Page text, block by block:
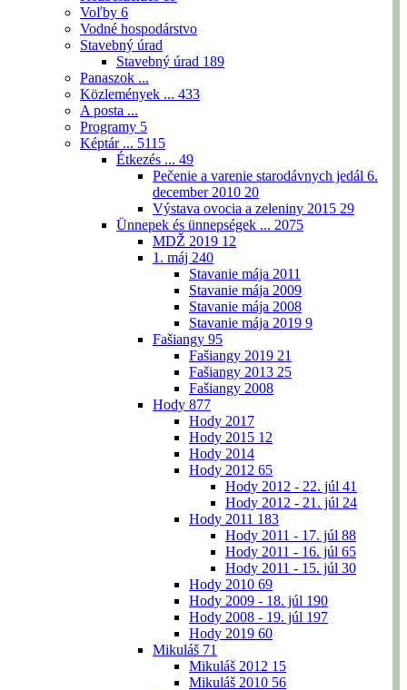
Voľby 6
Vodné hospodárstvo
Stavebný úrad
Stavebný úrad 189
Panaszok ...
Közlemények ... 433
A posta ...
Programy 5
Képtár ... 5115
Étkezés ... 49
Pečenie a varenie starodávnych jedál 6.
december 2010 20
Výstava ovocia a zeleniny 2015 29
Ünnepek és ünnepségek ... 2075
MDŽ 2019 12
1. máj 240
Stavanie mája 2011
Stavanie mája 2009
Stavanie mája 2008
Stavanie mája 2019 9
Fašiangy 95
Fašiangy 2019 21
Fašiangy 2013 25
Fašiangy 2008
Hody 877
Hody 2017
Hody 2015 12
Hody 2014
Hody 2012 65
Hody 2012 - 22. júl 41
Hody 2012 - 21. júl 24
Hody 2011 183
Hody 2011 - 17. júl 88
Hody 2011 - 16. júl 65
Hody 2011 - 15. júl 30
Hody 2010 69
Hody 2009 - 18. júl 190
Hody 2008 - 19. júl 197
Hody 2019 60
Mikuláš 71
Mikuláš 2012 15
Mikuláš 2010 56